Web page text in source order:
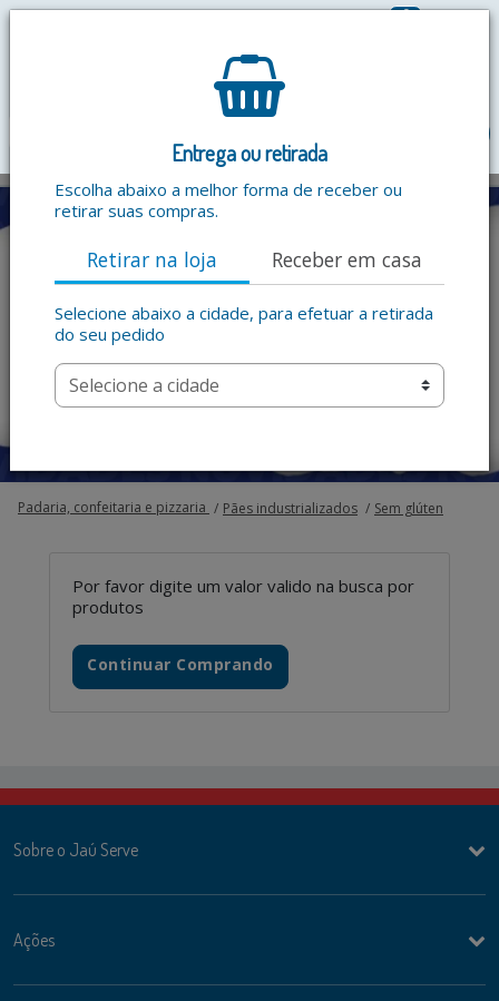
0
Entrega ou retirada
Escolha abaixo a melhor forma de receber ou
retirar suas compras.
Retirar na loja Receber em casa
Selecione abaixo a cidade, para efetuar a retirada
do seu pedido
Padaria, confeitaria e pizzaria Pães industrializados Sem glúten
Por favor digite um valor valido na busca por
produtos
Continuar Comprando
Sobre o Jaú Serve
Ações